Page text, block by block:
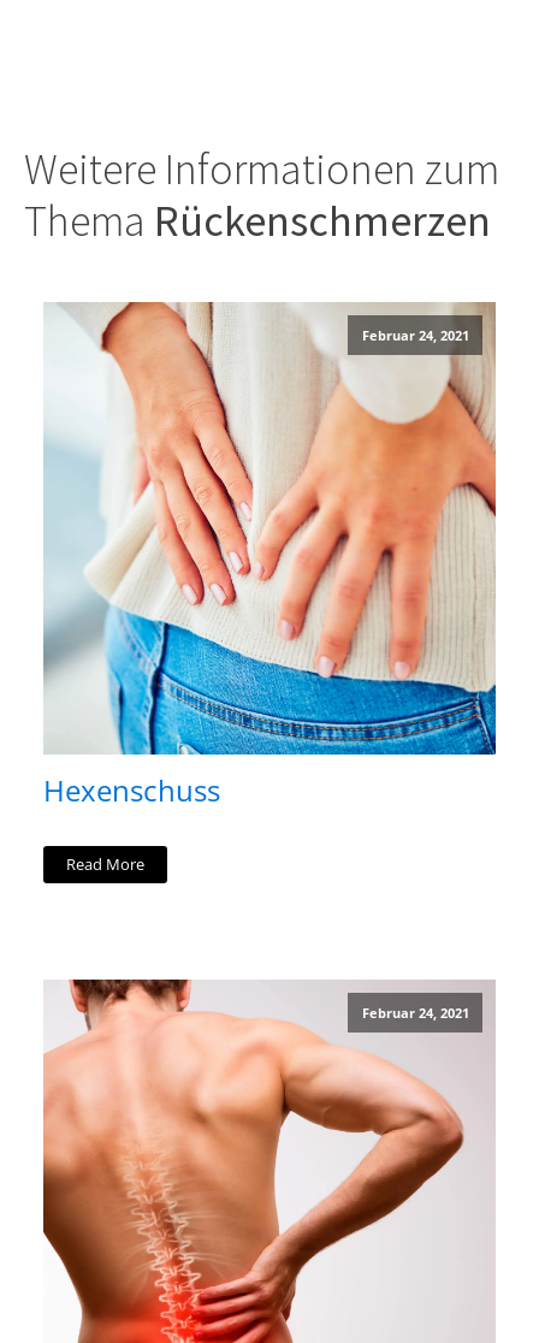
Weitere Informationen zum
Thema Rückenschmerzen
Februar 24, 2021
Hexenschuss
Read More
Februar 24, 2021